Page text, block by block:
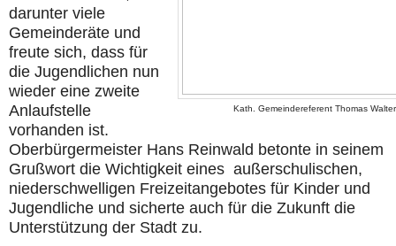
Kath. Gemeindereferent Thomas Walter
darunter viele
Gemeinderäte und
freute sich, dass für
die Jugendlichen nun
wieder eine zweite
Anlaufstelle
vorhanden ist.
Oberbürgermeister Hans Reinwald betonte in seinem
Grußwort die Wichtigkeit eines außerschulischen,
niederschwelligen Freizeitangebotes für Kinder und
Jugendliche und sicherte auch für die Zukunft die
Unterstützung der Stadt zu.